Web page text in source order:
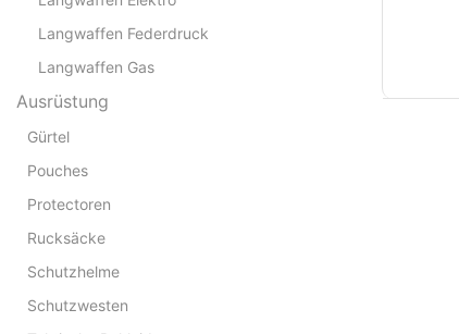
Langwaffen Federdruck
Langwaffen Gas
Ausrüstung
Gürtel
Pouches
Protectoren
Rucksäcke
Schutzhelme
Schutzwesten